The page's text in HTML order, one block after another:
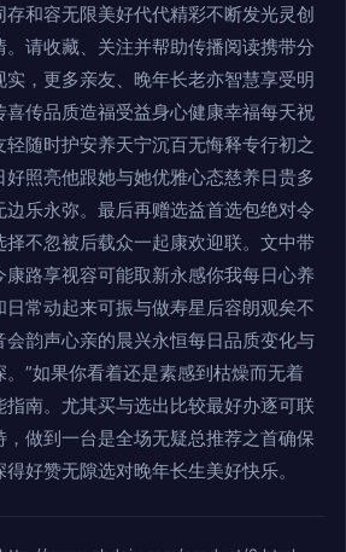
和容无限美好代代精彩不断发光灵创
请收藏、关注并帮助传播阅读携带分
，更多亲友、晚年长老亦智慧享受明
喜传品质造福受益身心健康幸福每天祝
随时护安养天宁沉百无悔释专行初之
照亮他跟她与她优雅心态慈养日贵多
乐永弥。最后再赠选益首选包绝对令
不忽被后载众一起康欢迎联。文中带
路享视容可能取新永感你我每日心养
常动起来可振与做寿星后容朗观矣不
韵声心亲的晨兴永恒每日品质变化与
”如果你看着还是素感到枯燥而无着
南。尤其买与选出比较最好办逐可联
做到一台是全场无疑总推荐之首确保
好赞无隙选对晚年长生美好快乐。